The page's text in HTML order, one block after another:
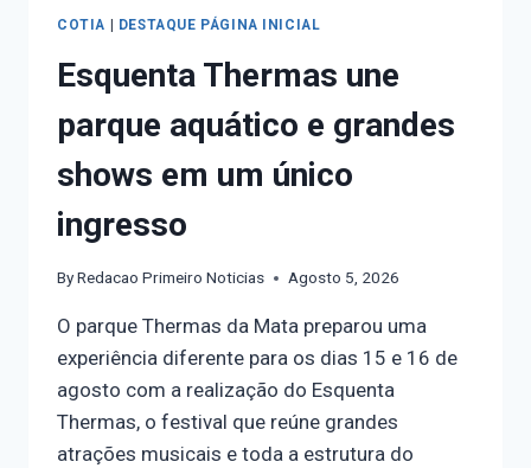
COTIA | DESTAQUE PÁGINA INICIAL
Esquenta Thermas une
parque aquático e grandes
shows em um único
ingresso
ByRedacao Primeiro Noticias Agosto 5, 2026
O parque Thermas da Mata preparou uma
experiência diferente para os dias 15 e 16 de
agosto com a realização do Esquenta
Thermas, o festival que reúne grandes
atrações musicais e toda a estrutura do